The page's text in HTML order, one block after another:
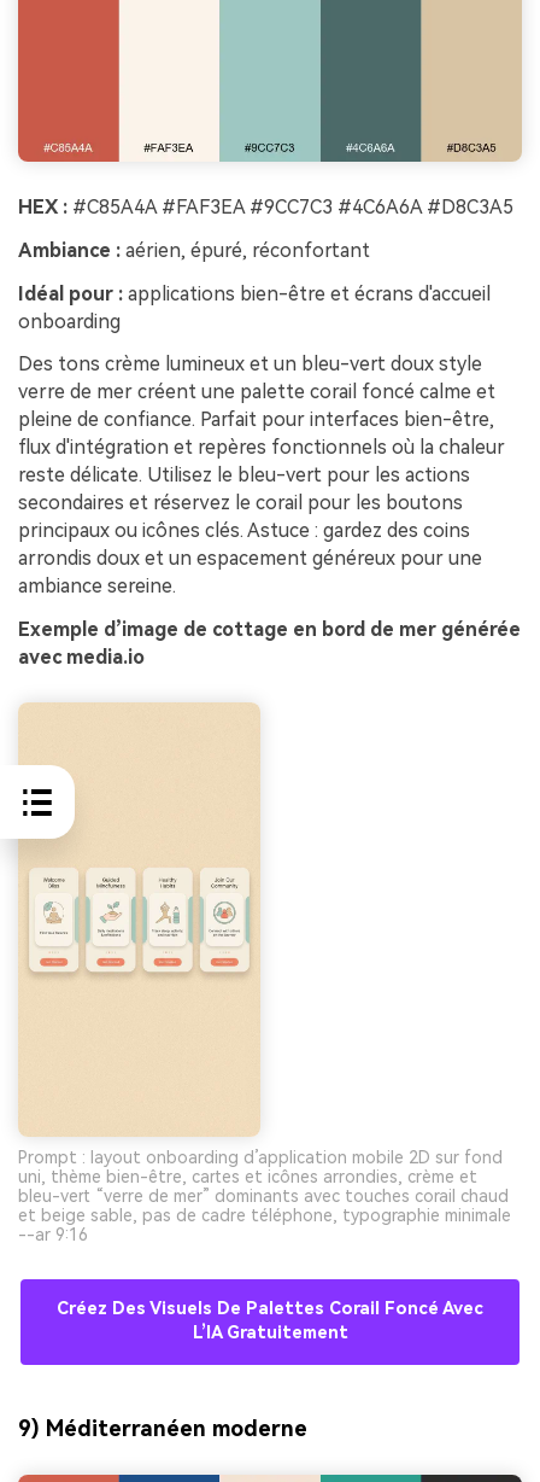
HEX : #C85A4A #FAF3EA #9CC7C3 #4C6A6A #D8C3A5
Ambiance : aérien, épuré, réconfortant
Idéal pour : applications bien-être et écrans d'accueil
onboarding
Des tons crème lumineux et un bleu-vert doux style
verre de mer créent une palette corail foncé calme et
pleine de confiance. Parfait pour interfaces bien-être,
flux d'intégration et repères fonctionnels où la chaleur
reste délicate. Utilisez le bleu-vert pour les actions
secondaires et réservez le corail pour les boutons
principaux ou icônes clés. Astuce : gardez des coins
arrondis doux et un espacement généreux pour une
ambiance sereine.
Exemple d’image de cottage en bord de mer générée
avec media.io
Prompt : layout onboarding d’application mobile 2D sur fond
uni, thème bien-être, cartes et icônes arrondies, crème et
bleu-vert “verre de mer” dominants avec touches corail chaud
et beige sable, pas de cadre téléphone, typographie minimale
--ar 9:16
Créez Des Visuels De Palettes Corail Foncé Avec
L’IA Gratuitement
9) Méditerranéen moderne